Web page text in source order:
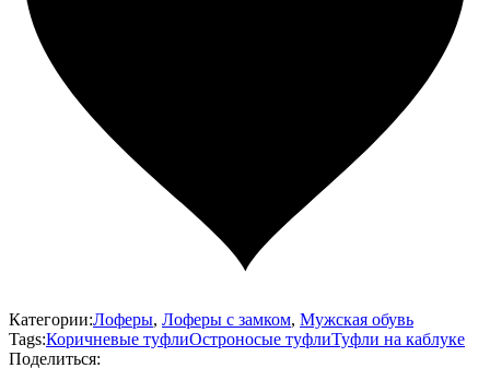
Категории:Лоферы, Лоферы с замком, Мужская обувь
Tags:Коричневые туфлиОстроносые туфлиТуфли на каблуке
Поделиться: